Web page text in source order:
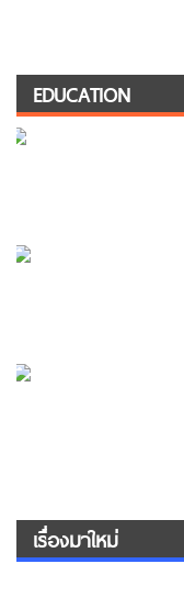
EDUCATION
เรื่องมาใหม่